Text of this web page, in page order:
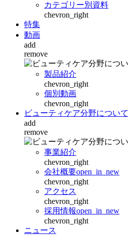
カテゴリー別資料
chevron_right
特集
動画
add
remove
製品紹介
chevron_right
個別動画
chevron_right
ビューティケア分野について
add
remove
事業紹介
chevron_right
会社概要open_in_new
chevron_right
アクセス
chevron_right
採用情報open_in_new
chevron_right
ニュース